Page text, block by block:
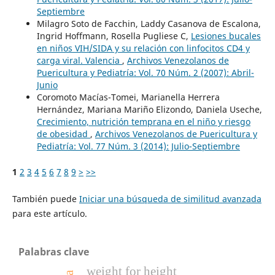
Septiembre
Milagro Soto de Facchin, Laddy Casanova de Escalona,
Ingrid Hoffmann, Rosella Pugliese C, Lesiones bucales
en niños VIH/SIDA y su relación con linfocitos CD4 y
carga viral. Valencia , Archivos Venezolanos de
Puericultura y Pediatría: Vol. 70 Núm. 2 (2007): Abril-
Junio
Coromoto Macías-Tomei, Marianella Herrera
Hernández, Mariana Mariño Elizondo, Daniela Useche,
Crecimiento, nutrición temprana en el niño y riesgo
de obesidad , Archivos Venezolanos de Puericultura y
Pediatría: Vol. 77 Núm. 3 (2014): Julio-Septiembre
1 2 3 4 5 6 7 8 9 > >>
También puede Iniciar una búsqueda de similitud avanzada
para este artículo.
Palabras clave
weight for height